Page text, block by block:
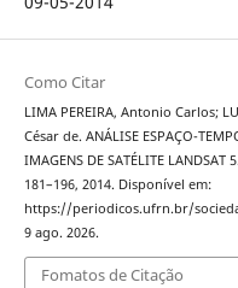
Como Citar
LIMA PEREIRA, Antonio Carlos;
César de. ANÁLISE ESPAÇO-
IMAGENS DE SATÉLITE LANDSAT 5.
181–196, 2014. Disponível em:
https://periodicos.ufrn.br/
9 ago. 2026.
Fomatos de Citação